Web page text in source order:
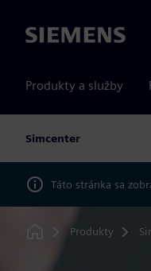
Siemens
Produkty a služby
Simcenter
Táto stránka sa
Produkty